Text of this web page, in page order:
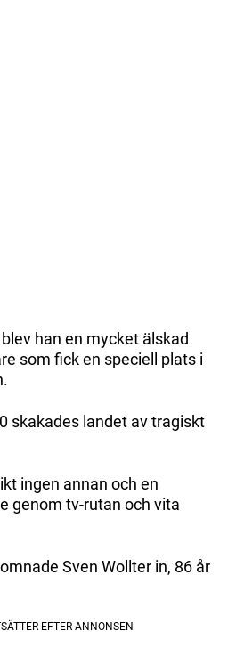
han en mycket älskad
som fick en speciell plats i
skakades landet av tragiskt
ingen annan och en
genom tv-rutan och vita
Sven Wollter in, 86 år